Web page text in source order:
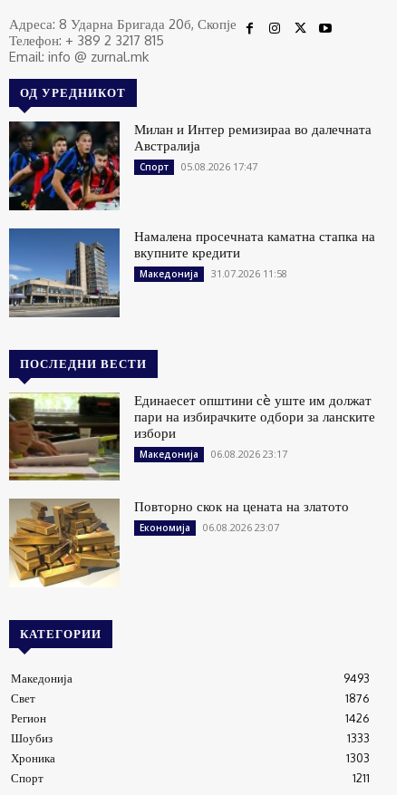
Адреса: 8 Ударна Бригада 20б, Скопје
Телефон: + 389 2 3217 815
Email: info @ zurnal.mk
ОД УРЕДНИКОТ
Милан и Интер ремизираа во далечната
Австралија
Спорт 05.08.2026 17:47
Намалена просечната каматна стапка на
вкупните кредити
Македонија 31.07.2026 11:58
ПОСЛЕДНИ ВЕСТИ
Единаесет општини сè уште им должат
пари на избирачките одбори за ланските
избори
Македонија 06.08.2026 23:17
Повторно скок на цената на златото
Економија 06.08.2026 23:07
КАТЕГОРИИ
Македонија
9493
Свет
1876
Регион
1426
Шоубиз
1333
Хроника
1303
Спорт
1211